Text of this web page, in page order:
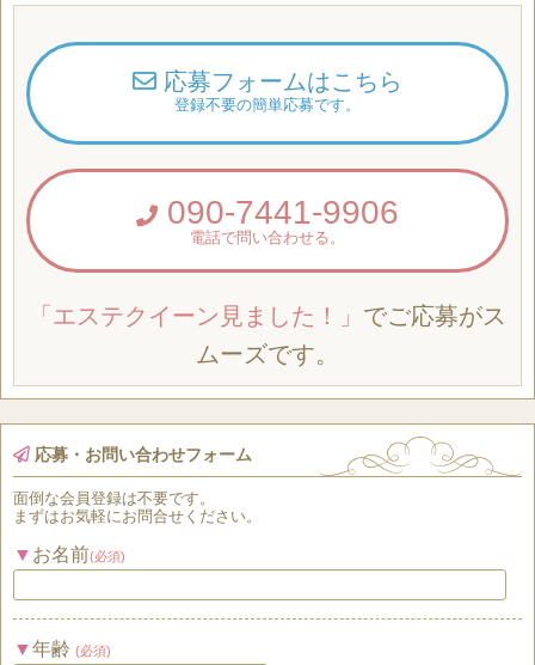
応募フォームはこちら
登録不要の簡単応募です。
090-7441-9906
電話で問い合わせる。
「エステクイーン見ました！」 でご応募がス
ムーズです。
応募・お問い合わせフォーム
面倒な会員登録は不要です。
まずはお気軽にお問合せください。
お名前(必須)
年齢 (必須)